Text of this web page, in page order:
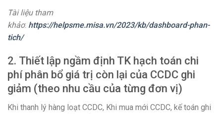
Tài liệu tham
khảo: https://helpsme.misa.vn/2023/kb/dashboard-phan-
tich/
2. Thiết lập ngầm định TK hạch toán chi
phí phân bổ giá trị còn lại của CCDC ghi
giảm (theo nhu cầu của từng đơn vị)
Khi thanh lý hàng loạt CCDC, Khi mua mới CCDC, kế toán ghi